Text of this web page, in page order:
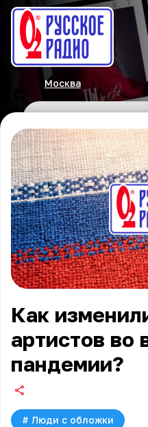
Москва
Как
артистов во
пандемии?
# Люди с обложки